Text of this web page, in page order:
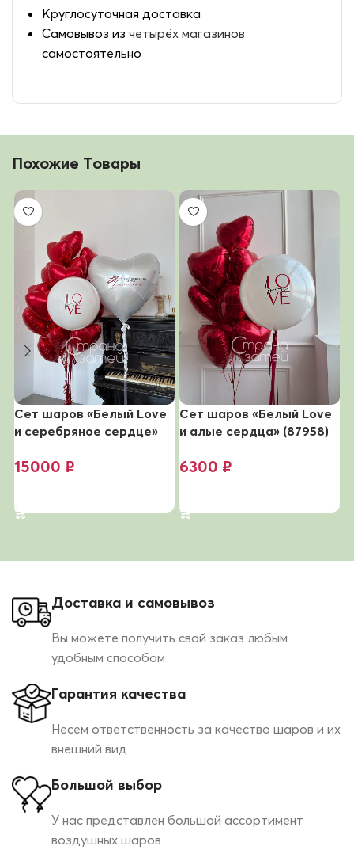
Круглосуточная доставка
Самовывоз из четырёх магазинов
самостоятельно
Похожие Товары
Сет шаров «Белый Love
и серебряное сердце»
15000 ₽
Сет шаров «Белый Love
и алые сердца» (87958)
6300 ₽
Доставка и самовывоз
Вы можете получить свой заказ любым
удобным способом
Гарантия качества
Несем ответственность за качество шаров и их
внешний вид
Большой выбор
У нас представлен большой ассортимент
воздушных шаров